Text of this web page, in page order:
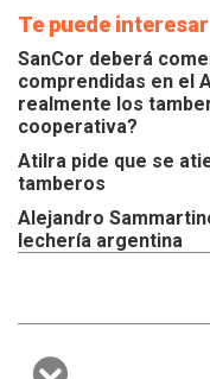
Te puede interesar
SanCor deberá
comprendidas en el
realmente los
cooperativa?
Atilra pide que se
tamberos
Alejandro
lechería argentina